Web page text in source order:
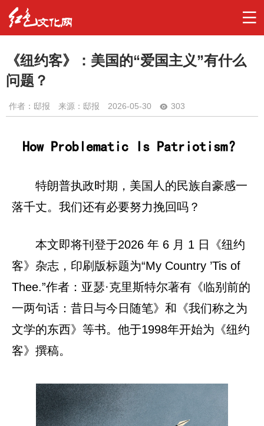
《纽约客》：美国的“爱国主义”有什么
问题？
作者： 邸报 来源：邸报 2026-05-30 303
How Problematic Is Patriotism？
特朗普执政时期，美国人的民族自豪感一
落千丈。我们还有必要努力挽回吗？
本文即将刊登于2026 年 6 月 1 日《纽约
客》杂志，印刷版标题为“My Country ’Tis of
Thee.”作者：亚瑟·克里斯特尔著有《临别前的
一两句话：昔日与今日随笔》和《我们称之为
文学的东西》等书。他于1998年开始为《纽约
客》撰稿。